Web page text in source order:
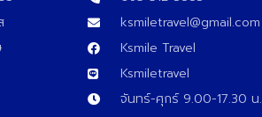
ksmiletravel@gmail.com
Ksmile Travel
Ksmiletravel
จันทร์-ศุกร์ 9.00-17.30 น.